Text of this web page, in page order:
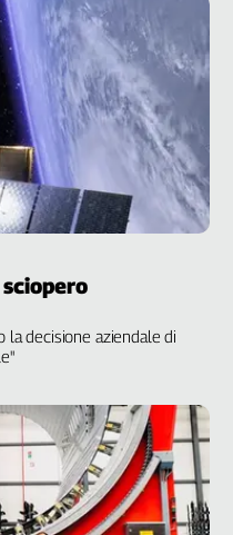
la decisione aziendale di